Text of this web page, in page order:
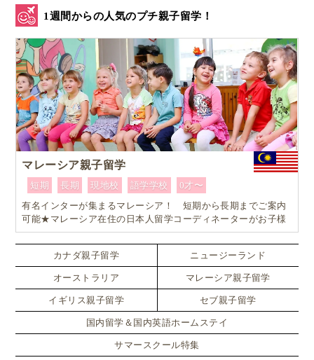
1週間からの人気のプチ親子留学！
マレーシア親子留学
短期 長期 現地校 語学学校
0才〜
有名インターが集まるマレーシア！ 短期から長期までご案内
可能★マレーシア在住の日本人留学コーディネーターがお子様
お一人おひとりに合ったワンランク上のマレーシア親子留学を
カスタマイズ
カナダ親子留学
ニュージーランド
オーストラリア マレーシア親子留学
イギリス親子留学 セブ親子留学
国内留学＆国内英語ホームステイ
サマースクール特集